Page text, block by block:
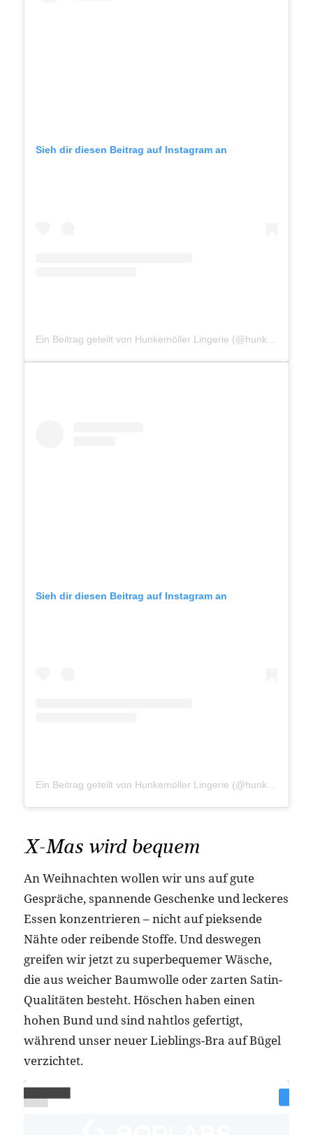
Sieh dir diesen Beitrag auf Instagram an
Sieh dir diesen Beitrag auf Instagram an
X-Mas wird bequem
An Weihnachten wollen wir uns auf gute
Gespräche, spannende Geschenke und leckeres
Essen konzentrieren – nicht auf pieksende
Nähte oder reibende Stoffe. Und deswegen
greifen wir jetzt zu superbequemer Wäsche,
die aus weicher Baumwolle oder zarten Satin-
Qualitäten besteht. Höschen haben einen
hohen Bund und sind nahtlos gefertigt,
während unser neuer Lieblings-Bra auf Bügel
verzichtet.